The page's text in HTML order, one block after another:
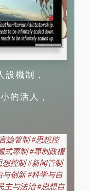
機制，
的活人，
論管制 #思想控
式專制 #專制政權
想控制 #新闻管制
与创新 #科学与自
主与法治 #思想自